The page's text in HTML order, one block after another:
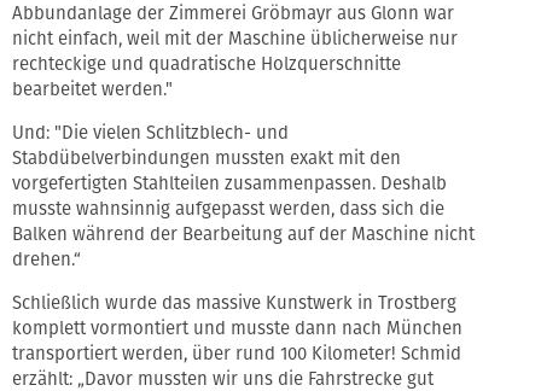
Abbundanlage der Zimmerei Gröbmayr aus Glonn war
nicht einfach, weil mit der Maschine üblicherweise nur
rechteckige und quadratische Holzquerschnitte
bearbeitet werden."
Und: "Die vielen Schlitzblech- und
Stabdübelverbindungen mussten exakt mit den
vorgefertigten Stahlteilen zusammenpassen. Deshalb
musste wahnsinnig aufgepasst werden, dass sich die
Balken während der Bearbeitung auf der Maschine nicht
drehen.“
Schließlich wurde das massive Kunstwerk in Trostberg
komplett vormontiert und musste dann nach München
transportiert werden, über rund 100 Kilometer! Schmid
erzählt: „Davor mussten wir uns die Fahrstrecke gut